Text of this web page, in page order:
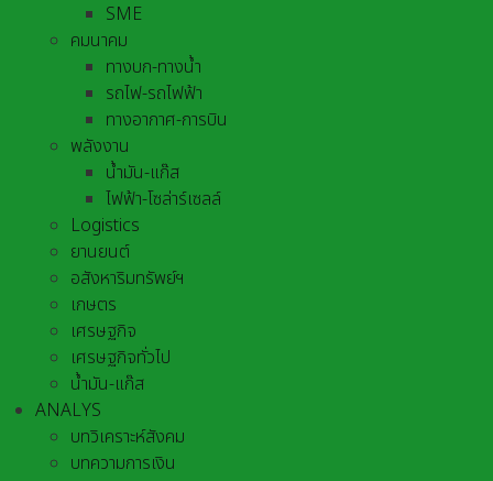
SME
คมนาคม
ทางบก-ทางน้ำ
รถไฟ-รถไฟฟ้า
ทางอากาศ-การบิน
พลังงาน
น้ำมัน-แก๊ส
ไฟฟ้า-โซล่าร์เซลล์
Logistics
ยานยนต์
อสังหาริมทรัพย์ฯ
เกษตร
เศรษฐกิจ
เศรษฐกิจทั่วไป
น้ำมัน-แก๊ส
ANALYS
บทวิเคราะห์สังคม
บทความการเงิน